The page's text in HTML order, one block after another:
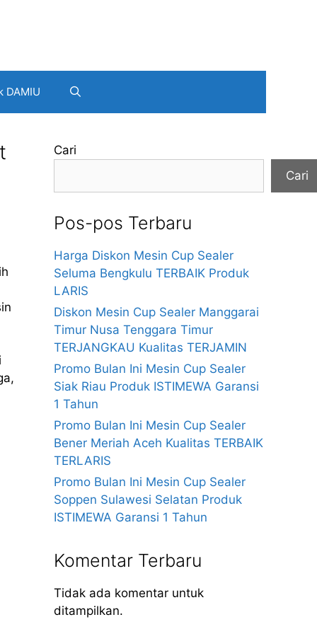
DAMIU
Cari
Cari
Pos-pos Terbaru
Harga Diskon Mesin Cup Sealer
Seluma Bengkulu TERBAIK Produk
LARIS
Diskon Mesin Cup Sealer Manggarai
Timur Nusa Tenggara Timur
TERJANGKAU Kualitas TERJAMIN
Promo Bulan Ini Mesin Cup Sealer
Siak Riau Produk ISTIMEWA Garansi
1 Tahun
Promo Bulan Ini Mesin Cup Sealer
Bener Meriah Aceh Kualitas TERBAIK
TERLARIS
Promo Bulan Ini Mesin Cup Sealer
Soppen Sulawesi Selatan Produk
ISTIMEWA Garansi 1 Tahun
Komentar Terbaru
Tidak ada komentar untuk
ditampilkan.